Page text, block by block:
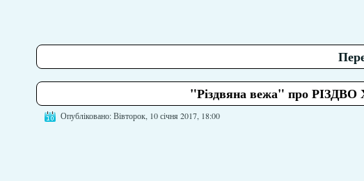
"Різдвяна вежа" про
Опубліковано: Вівторок, 10 січня 2017, 18:00